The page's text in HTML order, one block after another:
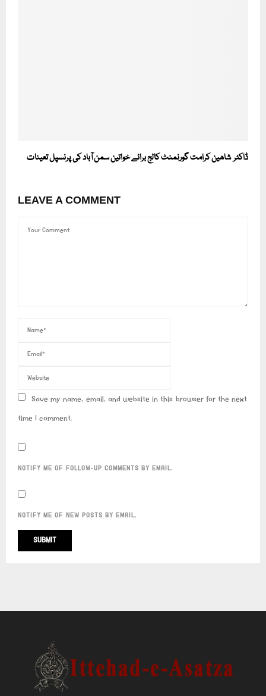
ڈاکٹر شاھین کرامت گورنمنٹ کالج برائے خواتین سمن آباد کی پرنسپل تعینات
LEAVE A COMMENT
Save my name, email, and website in this browser for the next
time I comment.
NOTIFY ME OF FOLLOW-UP COMMENTS BY EMAIL.
NOTIFY ME OF NEW POSTS BY EMAIL.